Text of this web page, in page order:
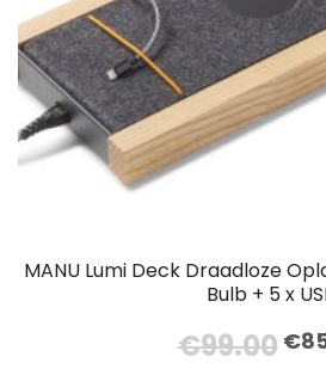
MANU Lumi Deck Draadloze
Bulb + 5 x
€99.00 €